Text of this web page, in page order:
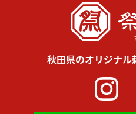
秋田県のオリジナ